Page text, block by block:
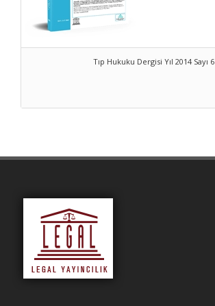
Tıp Hukuku Dergisi Yıl 2014 Sayı 6